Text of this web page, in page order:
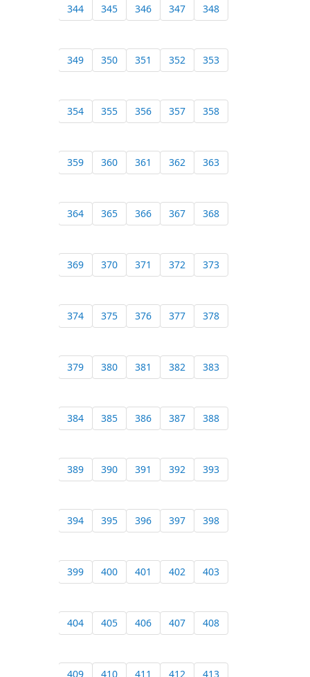
344 345 346 347 348
349 350 351 352 353
354 355 356 357 358
359 360 361 362 363
364 365 366 367 368
369 370 371 372 373
374 375 376 377 378
379 380 381 382 383
384 385 386 387 388
389 390 391 392 393
394 395 396 397 398
399 400 401 402 403
404 405 406 407 408
409 410 411 412 413